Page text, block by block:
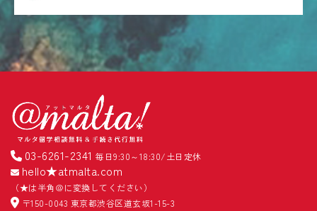
03-6261-2341 毎日9:30～18:30/土日定休
hello★atmalta.com
（★は半角＠に変換してください）
〒150-0043 東京都渋谷区道玄坂1-15-3